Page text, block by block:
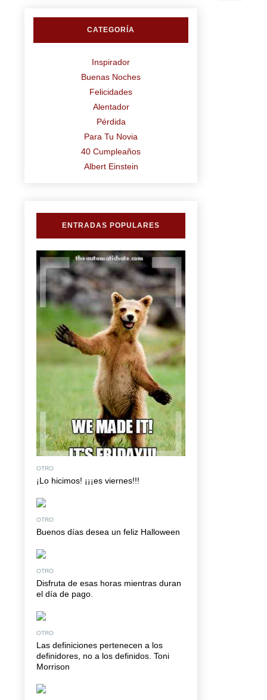
CATEGORÍA
Inspirador
Buenas Noches
Felicidades
Alentador
Pérdida
Para Tu Novia
40 Cumpleaños
Albert Einstein
ENTRADAS POPULARES
OTRO
¡Lo hicimos! ¡¡¡es viernes!!!
OTRO
Buenos días desea un feliz Halloween
OTRO
Disfruta de esas horas mientras duran
el día de pago.
OTRO
Las definiciones pertenecen a los
definidores, no a los definidos. Toni
Morrison